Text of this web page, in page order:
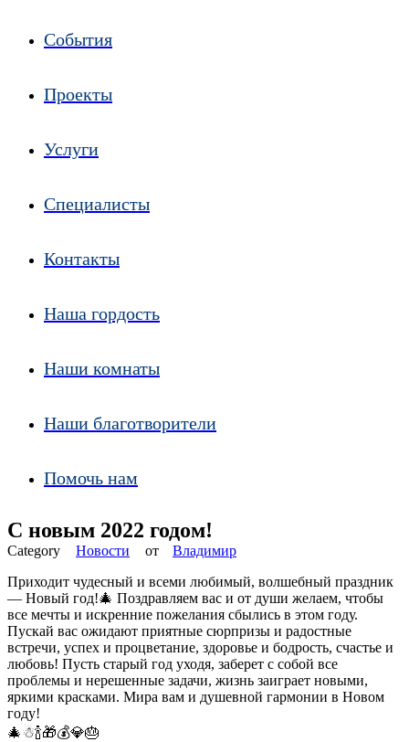
События
Проекты
Услуги
Специалисты
Контакты
Наша гордость
Наши комнаты
Наши благотворители
Помочь нам
С новым 2022 годом!
от Владимир
Новости
Приходит чудесный и всеми любимый, волшебный праздник
— Новый год!🎄 Поздравляем вас и от души желаем, чтобы
все мечты и искренние пожелания сбылись в этом году.
Пускай вас ожидают приятные сюрпризы и радостные
встречи, успех и процветание, здоровье и бодрость, счастье и
любовь! Пусть старый год уходя, заберет с собой все
проблемы и нерешенные задачи, жизнь заиграет новыми,
яркими красками. Мира вам и душевной гармонии в Новом
году!
🎄☃🍾🎁💰💎🎂